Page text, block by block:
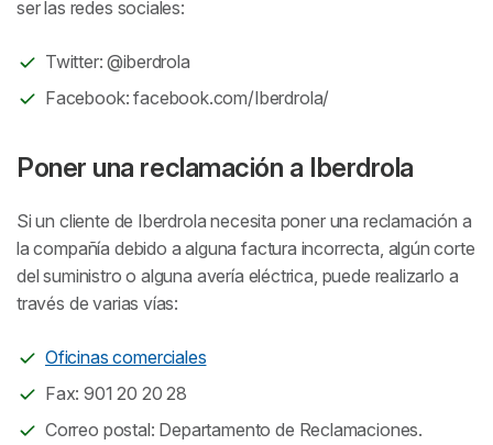
ser las redes sociales:
Twitter: @iberdrola
Facebook: facebook.com/Iberdrola/
Poner una reclamación a Iberdrola
Si un cliente de Iberdrola necesita poner una reclamación a
la compañía debido a alguna factura incorrecta, algún corte
del suministro o alguna avería eléctrica, puede realizarlo a
través de varias vías:
Oficinas comerciales
Fax: 901 20 20 28
Correo postal: Departamento de Reclamaciones.